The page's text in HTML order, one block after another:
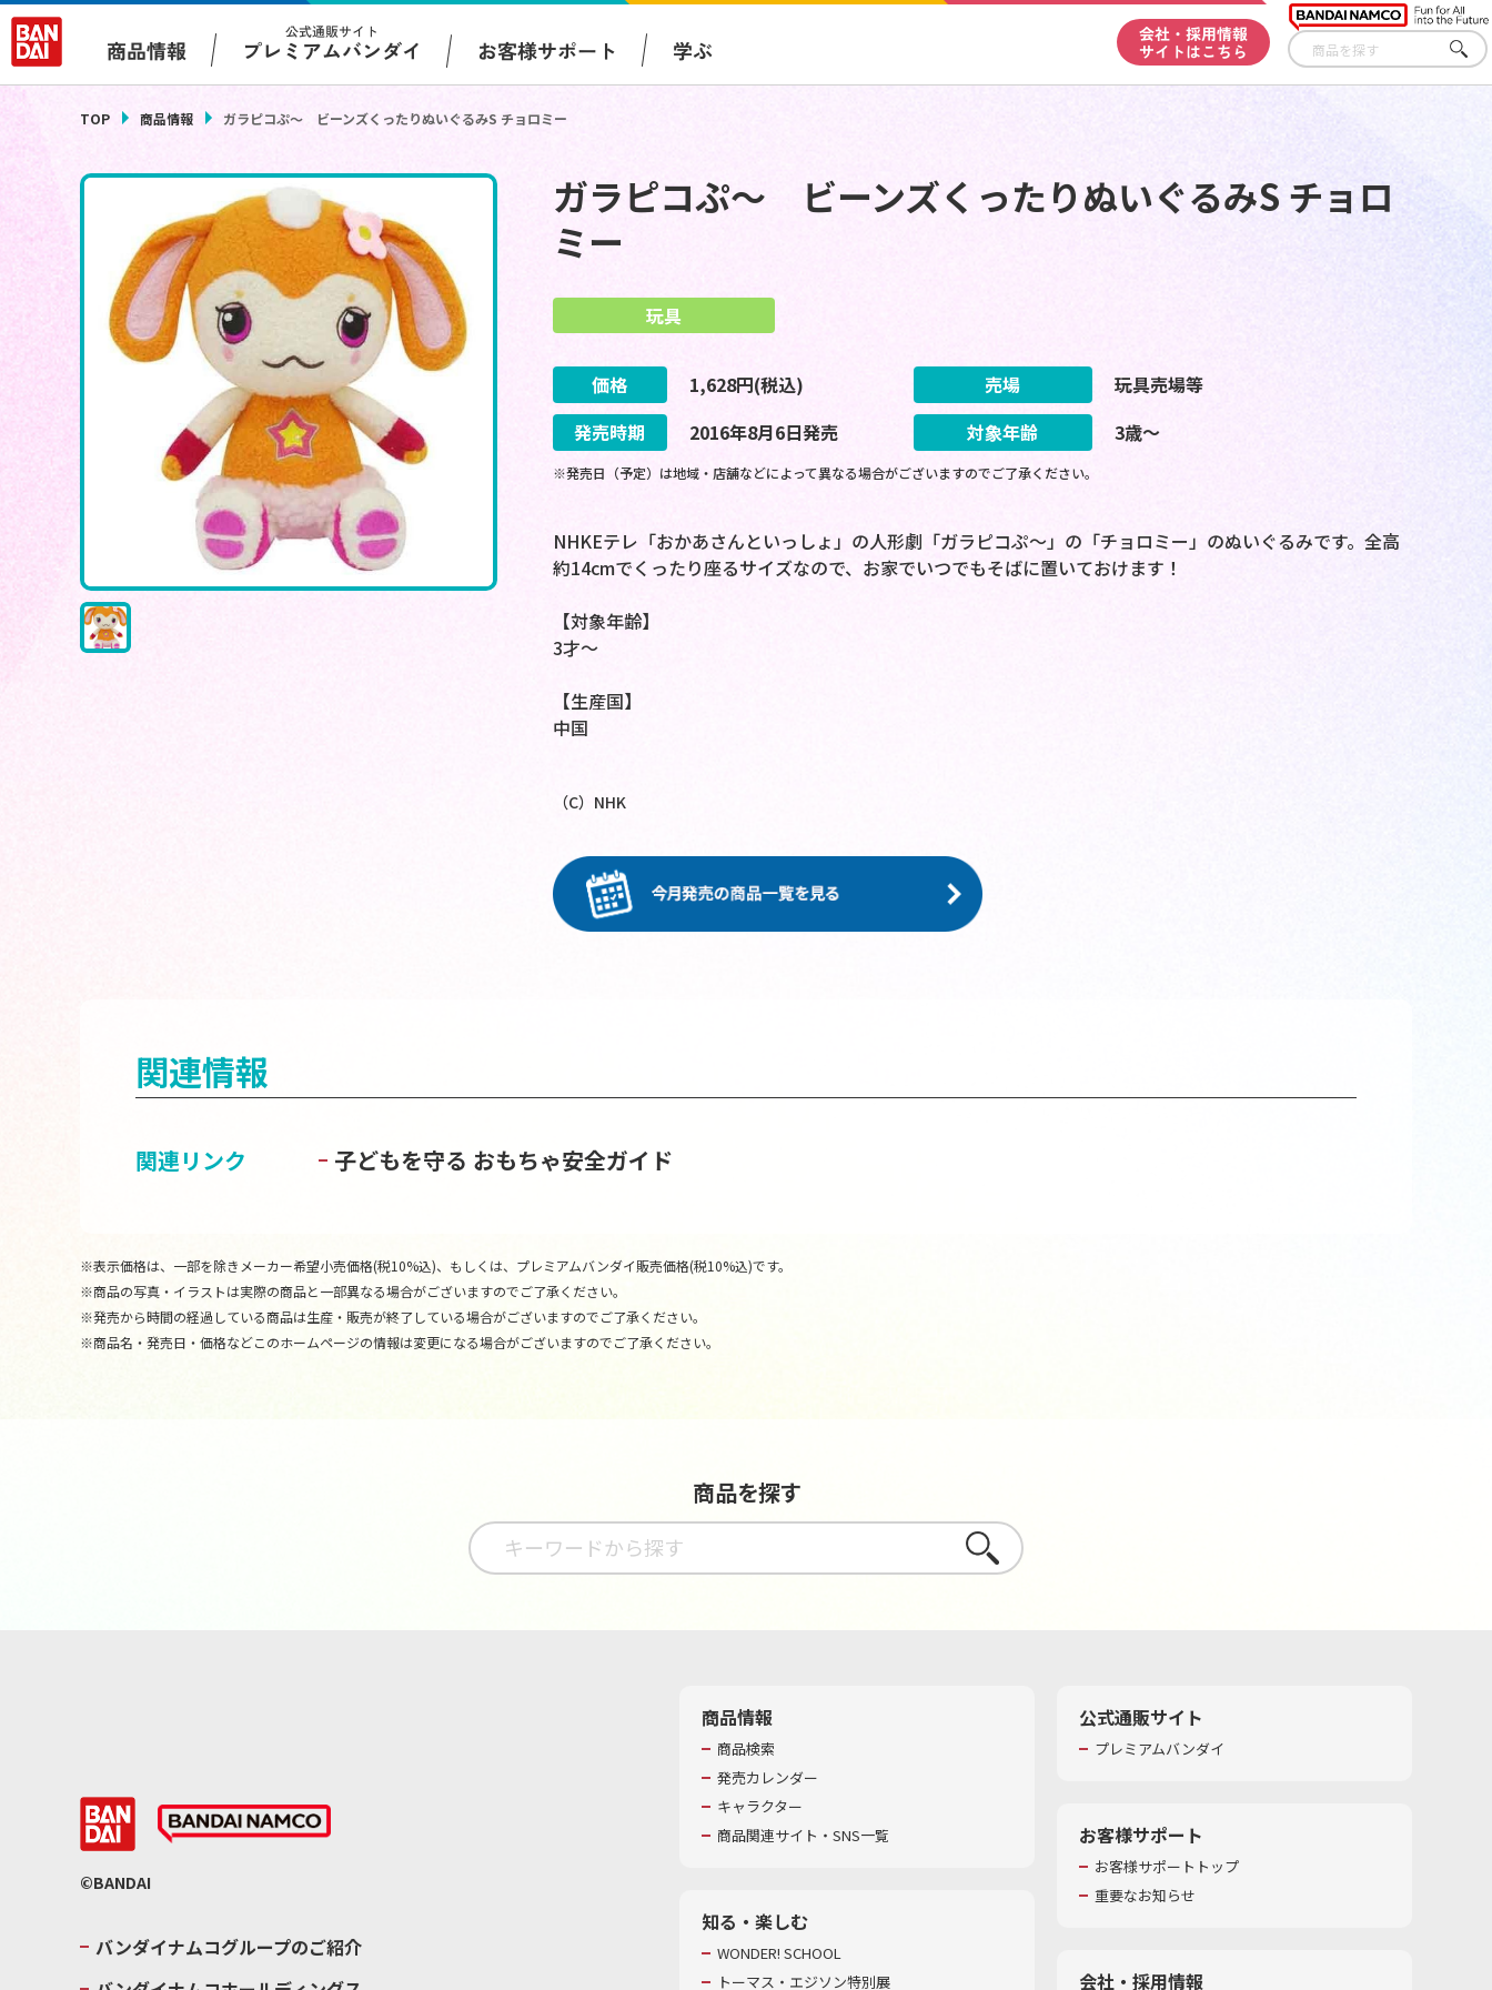
商品情報
公式通販サイト
プレミアムバンダイ お客様サポート 学ぶ
会社・採用情報
サイトはこちら
さが
す
TOP 商品情報 ガラピコぷ～ ビーンズくったりぬいぐるみS チョロミー
ガラピコぷ～ ビーンズくったりぬいぐるみS チョロ
ミー
玩具
価格 1,628円(税込) 売場
玩具売場等
発売時期
2016年8月6日発売 対象年齢 3歳～
※発売日（予定）は地域・店舗などによって異なる場合がございますのでご了承ください。
NHKEテレ「おかあさんといっしょ」の人形劇「ガラピコぷ～」の「チョロミー」のぬいぐるみです。全高
約14cmでくったり座るサイズなので、お家でいつでもそばに置いておけます！
【対象年齢】
3才～
【生産国】
中国
（C）NHK
関連情報
関連リンク 子どもを守る おもちゃ安全ガイド
※表示価格は、一部を除きメーカー希望小売価格(税10%込)、もしくは、プレミアムバンダイ販売価格(税10%込)です。
※商品の写真・イラストは実際の商品と一部異なる場合がございますのでご了承ください。
※発売から時間の経過している商品は生産・販売が終了している場合がございますのでご了承ください。
※商品名・発売日・価格などこのホームページの情報は変更になる場合がございますのでご了承ください。
商品を探す
さがす
©BANDAI
バンダイナムコグループのご紹介
商品情報
商品検索
発売カレンダー
キャラクター
商品関連サイト・SNS一覧
知る・楽しむ
WONDER! SCHOOL
トーマス・エジソン特別展
公式通販サイト
プレミアムバンダイ
お客様サポート
お客様サポートトップ
重要なお知らせ
会社・採用情報